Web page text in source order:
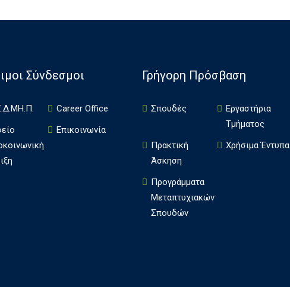
Σύνδεσμοι
Career Office
Επικοινωνία
Γρήγορη Πρόσβαση
Σπουδές
Εργαστήρια
Τμήματος
Πρακτική
Άσκηση
Χρήσιμα Έντυπα
Πρoγράμματα
Μεταπτυχιακών
Σπουδών